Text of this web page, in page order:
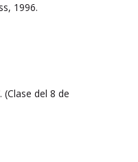
1996.
del 8 de